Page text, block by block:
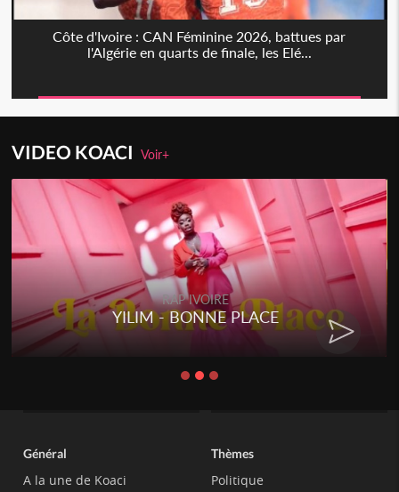
Côte d'Ivoire : CAN Féminine 2026, battues par
l'Algérie en quarts de finale, les Elé...
VIDEO KOACIVoir+
RAP IVOIRE
YILIM - BONNE PLACE
Général
A la une de Koaci
Thèmes
Politique